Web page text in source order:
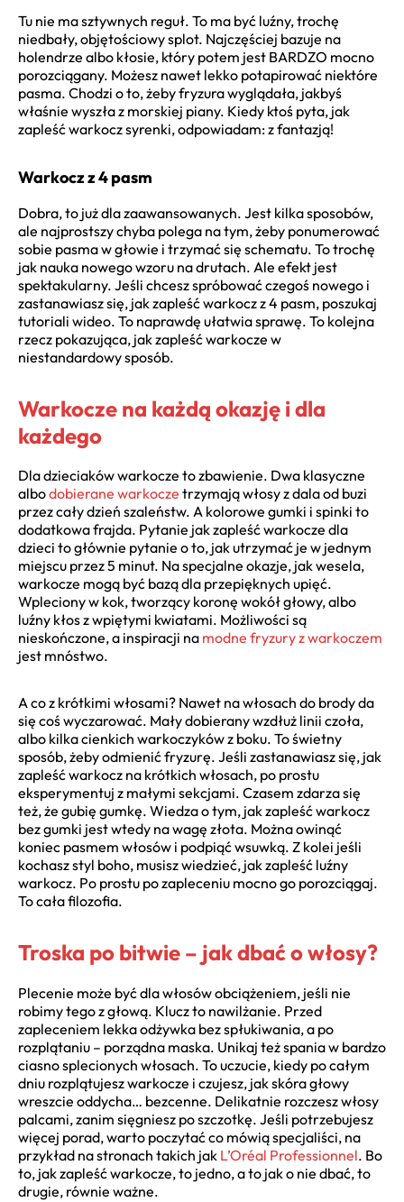
Tu nie ma sztywnych reguł. To ma być luźny, trochę
niedbały, objętościowy splot. Najczęściej bazuje na
holendrze albo kłosie, który potem jest BARDZO mocno
porozciągany. Możesz nawet lekko potapirować niektóre
pasma. Chodzi o to, żeby fryzura wyglądała, jakbyś
właśnie wyszła z morskiej piany. Kiedy ktoś pyta, jak
zapleść warkocz syrenki, odpowiadam: z fantazją!
Warkocz z 4 pasm
Dobra, to już dla zaawansowanych. Jest kilka sposobów,
ale najprostszy chyba polega na tym, żeby ponumerować
sobie pasma w głowie i trzymać się schematu. To trochę
jak nauka nowego wzoru na drutach. Ale efekt jest
spektakularny. Jeśli chcesz spróbować czegoś nowego i
zastanawiasz się, jak zapleść warkocz z 4 pasm, poszukaj
tutoriali wideo. To naprawdę ułatwia sprawę. To kolejna
rzecz pokazująca, jak zapleść warkocze w
niestandardowy sposób.
Warkocze na każdą okazję i dla
każdego
Dla dzieciaków warkocze to zbawienie. Dwa klasyczne
albodobierane warkocze trzymają włosy z dala od buzi
przez cały dzień szaleństw. A kolorowe gumki i spinki to
dodatkowa frajda. Pytanie jak zapleść warkocze dla
dzieci to głównie pytanie o to, jak utrzymać je w jednym
miejscu przez 5 minut. Na specjalne okazje, jak wesela,
warkocze mogą być bazą dla przepięknych upięć.
Wpleciony w kok, tworzący koronę wokół głowy, albo
luźny kłos z wpiętymi kwiatami. Możliwości są
nieskończone, a inspiracji na modne fryzury z warkoczem
jest mnóstwo.
A co z krótkimi włosami? Nawet na włosach do brody da
się coś wyczarować. Mały dobierany wzdłuż linii czoła,
albo kilka cienkich warkoczyków z boku. To świetny
sposób, żeby odmienić fryzurę. Jeśli zastanawiasz się, jak
zapleść warkocz na krótkich włosach, po prostu
eksperymentuj z małymi sekcjami. Czasem zdarza się
też, że gubię gumkę. Wiedza o tym, jak zapleść warkocz
bez gumki jest wtedy na wagę złota. Można owinąć
koniec pasmem włosów i podpiąć wsuwką. Z kolei jeśli
kochasz styl boho, musisz wiedzieć, jak zapleść luźny
warkocz. Po prostu po zapleceniu mocno go porozciągaj.
To cała filozofia.
Troska po bitwie – jak dbać o włosy?
Plecenie może być dla włosów obciążeniem, jeśli nie
robimy tego z głową. Klucz to nawilżanie. Przed
zapleceniem lekka odżywka bez spłukiwania, a po
rozplątaniu – porządna maska. Unikaj też spania w bardzo
ciasno splecionych włosach. To uczucie, kiedy po całym
dniu rozplątujesz warkocze i czujesz, jak skóra głowy
wreszcie oddycha… bezcenne. Delikatnie rozczesz włosy
palcami, zanim sięgniesz po szczotkę. Jeśli potrzebujesz
więcej porad, warto poczytać co mówią specjaliści, na
przykład na stronach takich jak L’Oréal Professionnel. Bo
to, jak zapleść warkocze, to jedno, a to jak o nie dbać, to
drugie, równie ważne.